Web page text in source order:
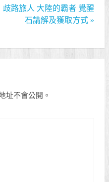
歧路旅人 大陸的霸者 覺醒
石講解及獲取方式 »
址不會公開。